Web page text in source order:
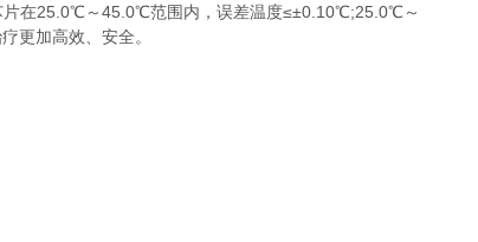
片在25.0℃～45.0℃范围内，误差温度≤±0.10℃;25.0℃～
更加高效、安全。